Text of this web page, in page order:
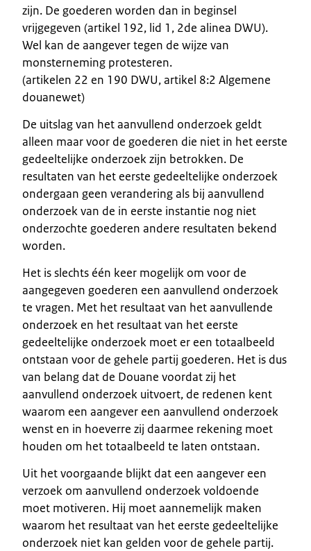
zijn. De goederen worden dan in beginsel
vrijgegeven (artikel 192, lid 1, 2de alinea DWU).
Wel kan de aangever tegen de wijze van
monsterneming protesteren.
(artikelen 22 en 190 DWU, artikel 8:2 Algemene
douanewet)
De uitslag van het aanvullend onderzoek geldt
alleen maar voor de goederen die niet in het eerste
gedeeltelijke onderzoek zijn betrokken. De
resultaten van het eerste gedeeltelijke onderzoek
ondergaan geen verandering als bij aanvullend
onderzoek van de in eerste instantie nog niet
onderzochte goederen andere resultaten bekend
worden.
Het is slechts één keer mogelijk om voor de
aangegeven goederen een aanvullend onderzoek
te vragen. Met het resultaat van het aanvullende
onderzoek en het resultaat van het eerste
gedeeltelijke onderzoek moet er een totaalbeeld
ontstaan voor de gehele partij goederen. Het is dus
van belang dat de Douane voordat zij het
aanvullend onderzoek uitvoert, de redenen kent
waarom een aangever een aanvullend onderzoek
wenst en in hoeverre zij daarmee rekening moet
houden om het totaalbeeld te laten ontstaan.
Uit het voorgaande blijkt dat een aangever een
verzoek om aanvullend onderzoek voldoende
moet motiveren. Hij moet aannemelijk maken
waarom het resultaat van het eerste gedeeltelijke
onderzoek niet kan gelden voor de gehele partij.